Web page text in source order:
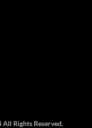
Rights Reserved.